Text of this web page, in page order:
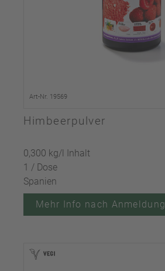
Art-Nr. 19569
Himbeerpulver
0,300 kg/l Inhalt
1 / Dose
Spanien
Mehr Info nach Anmeldung